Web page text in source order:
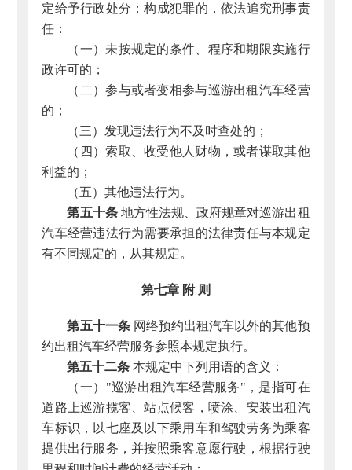
定给予行政处分；构成犯罪的，依法追究刑事责
任：
（一）未按规定的条件、程序和期限实施行
政许可的；
（二）参与或者变相参与巡游出租汽车经营
的；
（三）发现违法行为不及时查处的；
（四）索取、收受他人财物，或者谋取其他
利益的；
（五）其他违法行为。
第五十条地方性法规、政府规章对巡游出租
汽车经营违法行为需要承担的法律责任与本规定
有不同规定的，从其规定。
第七章 附 则
第五十一条网络预约出租汽车以外的其他预
约出租汽车经营服务参照本规定执行。
第五十二条 本规定中下列用语的含义：
（一）"巡游出租汽车经营服务"，是指可在
道路上巡游揽客、站点候客，喷涂、安装出租汽
车标识，以七座及以下乘用车和驾驶劳务为乘客
提供出行服务，并按照乘客意愿行驶，根据行驶